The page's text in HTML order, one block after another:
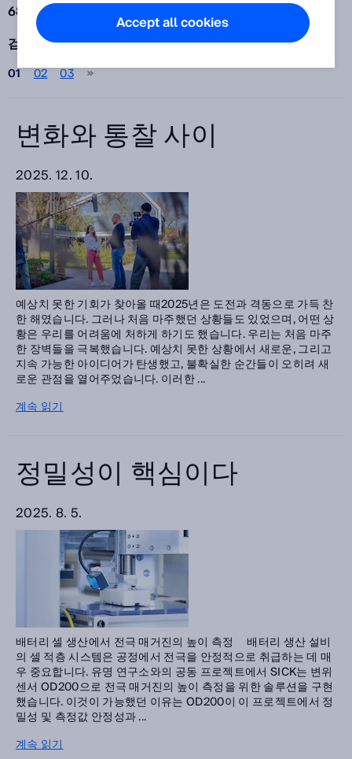
검색 제한
선택하십시오.
카테고리
선택하십시오.
68 검색 결과:
검색결과 1 - 24/68
01 02 03
변화와 통찰 사이
2025. 12. 10.
예상치 못한 기회가 찾아올 때2025년은 도전과 격동으로 가득 찬
한 해였습니다. 그러나 처음 마주했던 상황들도 있었으며, 어떤 상
황은 우리를 어려움에 처하게 하기도 했습니다. 우리는 처음 마주
한 장벽들을 극복했습니다. 예상치 못한 상황에서 새로운, 그리고
지속 가능한 아이디어가 탄생했고, 불확실한 순간들이 오히려 새
로운 관점을 열어주었습니다. 이러한 ...
계속 읽기
정밀성이 핵심이다
2025. 8. 5.
배터리 셀 생산에서 전극 매거진의 높이 측정 배터리 생산 설비
의 셀 적층 시스템은 공정에서 전극을 안정적으로 취급하는 데 매
우 중요합니다. 유명 연구소와의 공동 프로젝트에서 SICK는 변위
센서 OD200으로 전극 매거진의 높이 측정을 위한 솔루션을 구현
했습니다. 이것이 가능했던 이유는 OD200이 이 프로젝트에서 정
밀성 및 측정값 안정성과 ...
계속 읽기
Accept all cookies